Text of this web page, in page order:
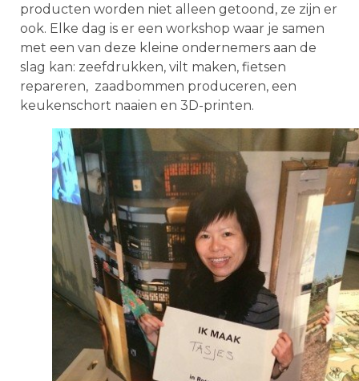
producten worden niet alleen getoond, ze zijn er
ook. Elke dag is er een workshop waar je samen
met een van deze kleine ondernemers aan de
slag kan: zeefdrukken, vilt maken, fietsen
repareren, zaadbommen produceren, een
keukenschort naaien en 3D-printen.